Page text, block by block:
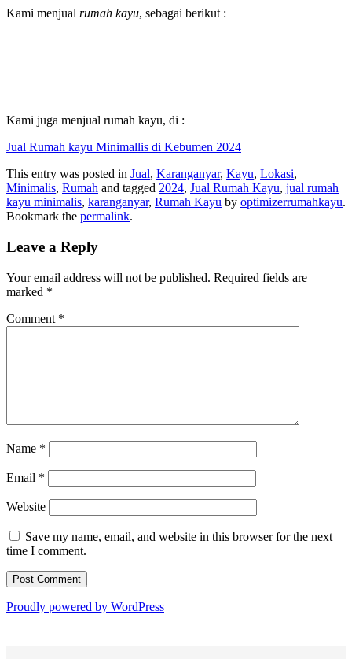
Kami menjual rumah kayu, sebagai berikut :
Kami juga menjual rumah kayu, di :
Jual Rumah kayu Minimallis di Kebumen 2024
This entry was posted in Jual, Karanganyar, Kayu, Lokasi,
Minimalis, Rumah and tagged 2024, Jual Rumah Kayu, jual rumah
kayu minimalis, karanganyar, Rumah Kayu by optimizerrumahkayu.
Bookmark the permalink.
Leave a Reply
Your email address will not be published. Required fields are
marked *
Comment *
Name *
Email *
Website
Save my name, email, and website in this browser for the next
time I comment.
Proudly powered by WordPress